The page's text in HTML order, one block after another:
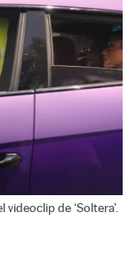
de ‘Soltera’.